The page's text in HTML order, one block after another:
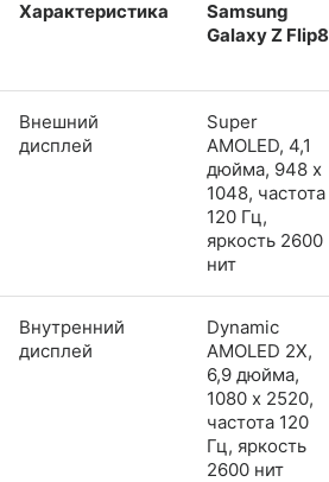
Характеристика
Samsung
Galaxy Z Flip8
Внешний
дисплей
Super
AMOLED, 4,1
дюйма, 948 x
1048, частота
120 Гц,
яркость 2600
нит
Внутренний
дисплей
Dynamic
AMOLED 2X,
6,9 дюйма,
1080 x 2520,
частота 120
Гц, яркость
2600 нит